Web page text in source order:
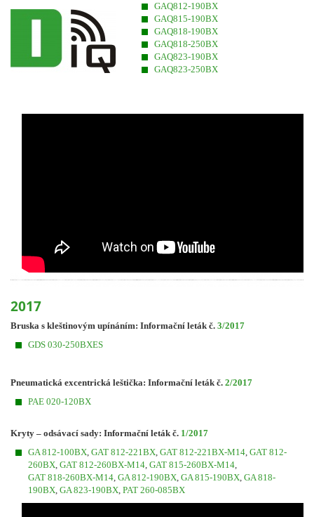
GAQ812-190BX
GAQ815-190BX
GAQ818-190BX
GAQ818-250BX
GAQ823-190BX
GAQ823-250BX
2017
Bruska s kleštinovým upínáním: Informační leták č. 3/2017
GDS 030-250BXES
Pneumatická excentrická leštička: Informační leták č. 2/2017
PAE 020-120BX
Kryty – odsávací sady: Informační leták č. 1/2017
GA 812-100BX, GAT 812-221BX, GAT 812-221BX-M14, GAT 812-
260BX, GAT 812-260BX-M14, GAT 815-260BX-M14,
GAT 818-260BX-M14, GA 812-190BX, GA 815-190BX, GA 818-
190BX, GA 823-190BX, PAT 260-085BX